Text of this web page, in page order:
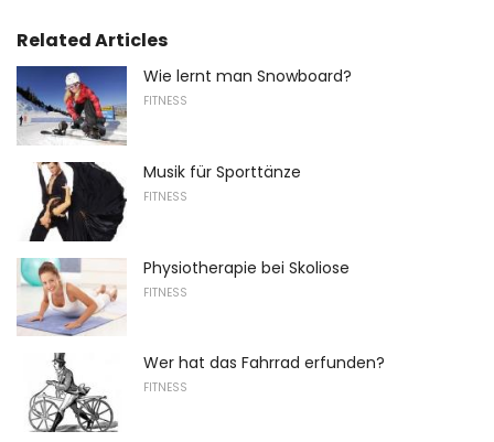
Related Articles
Wie lernt man Snowboard?
FITNESS
Musik für Sporttänze
FITNESS
Physiotherapie bei Skoliose
FITNESS
Wer hat das Fahrrad erfunden?
FITNESS